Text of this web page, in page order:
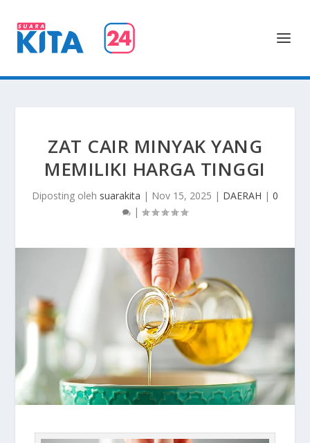
ZAT CAIR MINYAK YANG
MEMILIKI HARGA TINGGI
Diposting oleh suarakita | Nov 15, 2025 | DAERAH | 0
|